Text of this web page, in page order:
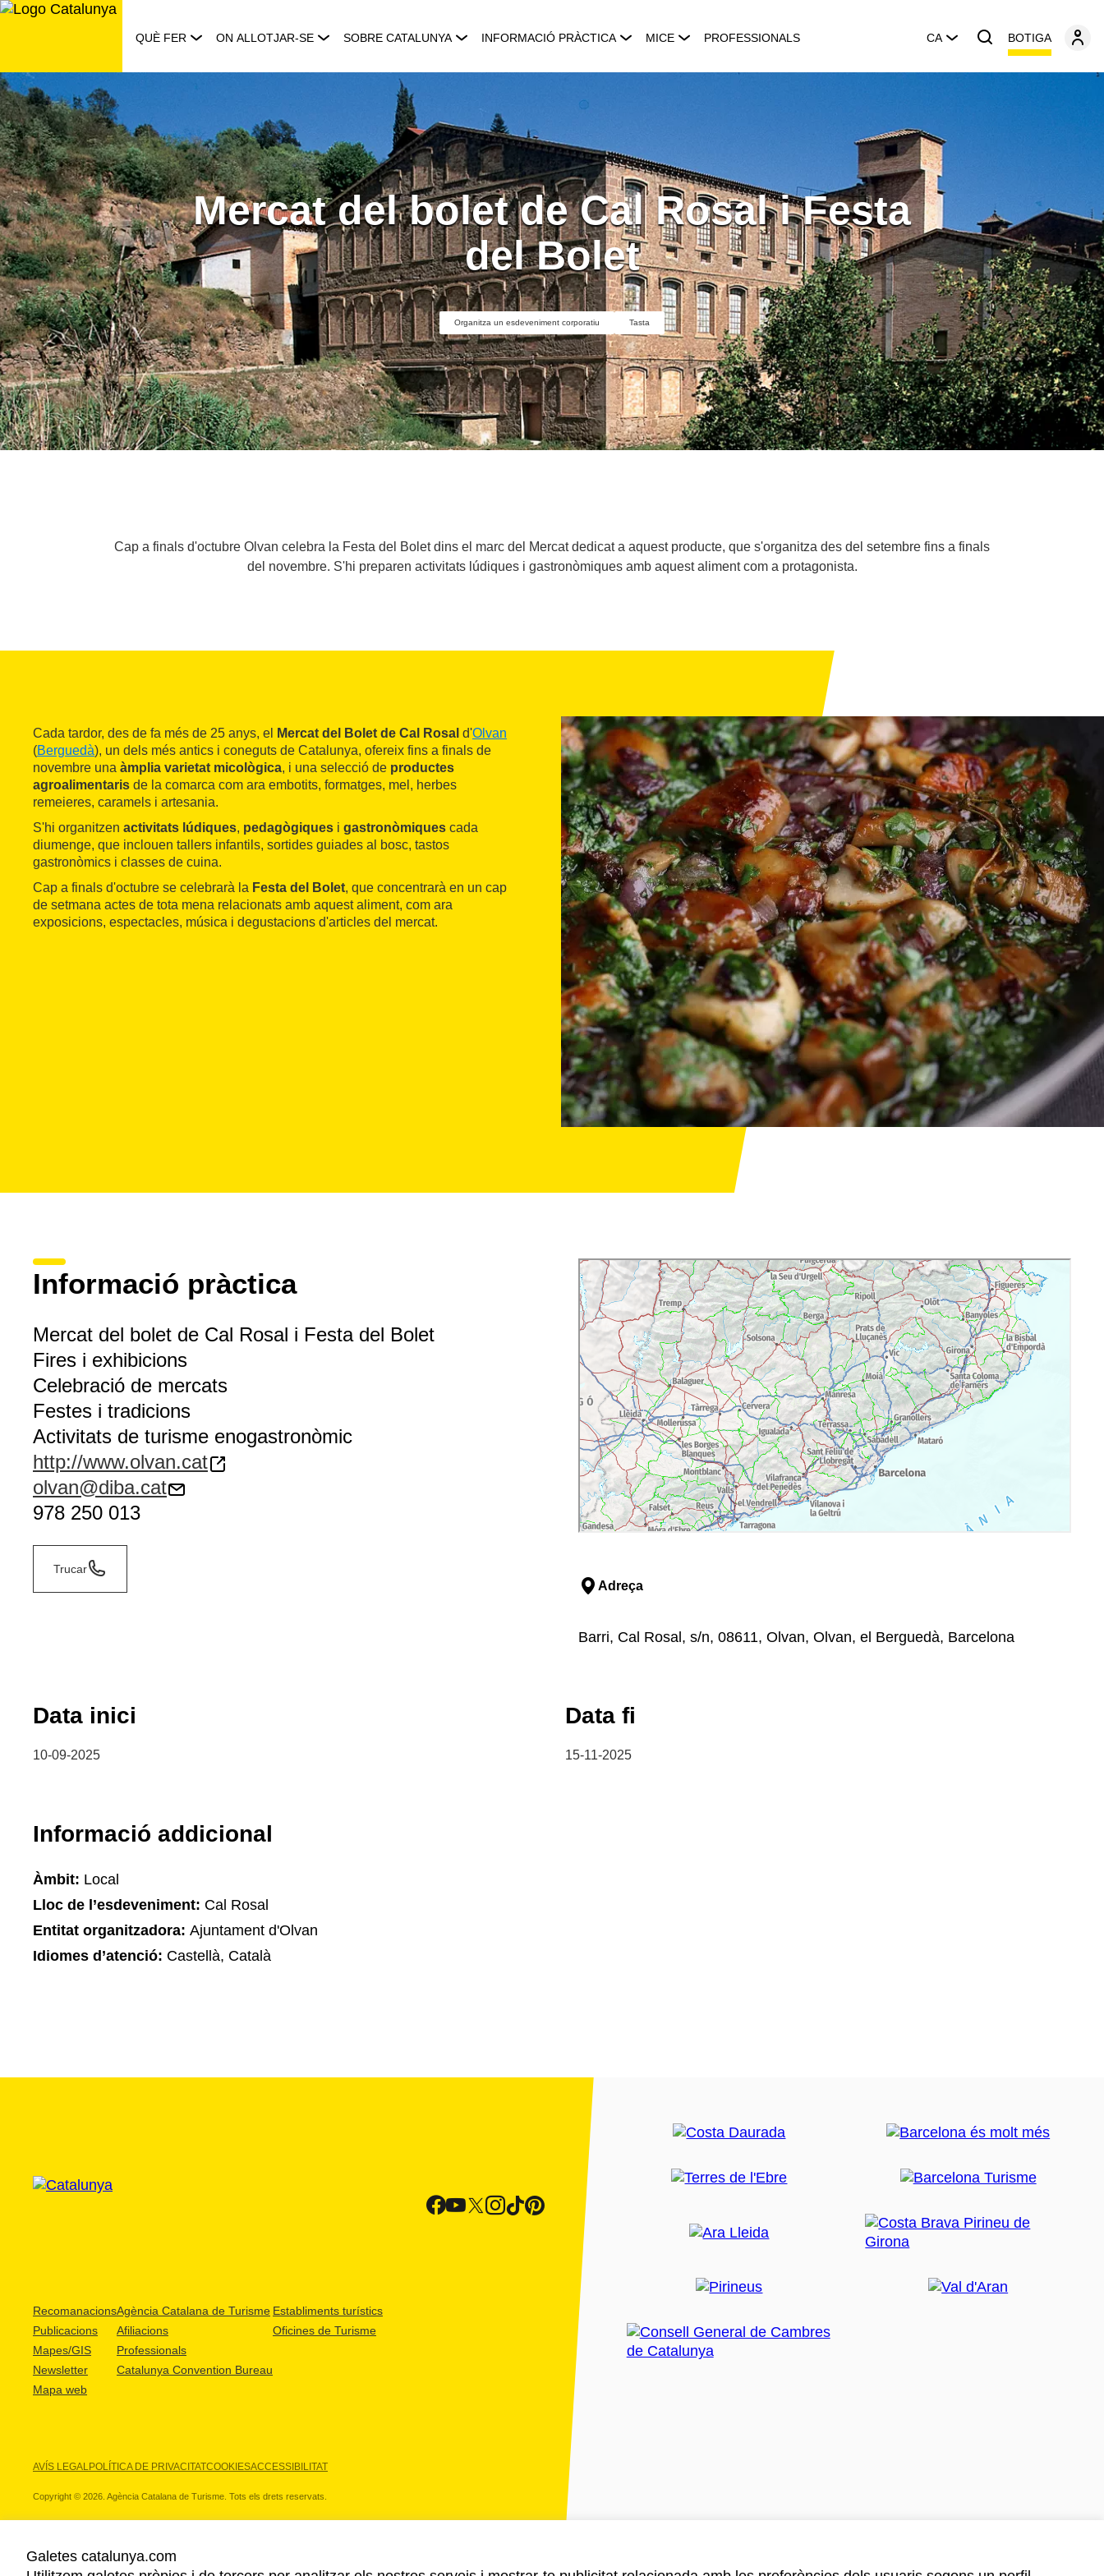
Saltar
QUÈ FER ON ALLOTJAR-SE SOBRE CATALUNYA INFORMACIÓ PRÀCTICA MICE PROFESSIONALS CA BOTIGA
Mercat del bolet de Cal Rosal i Festa
del Bolet
Organitza un esdeveniment corporatiu Tasta
Cap a finals d'octubre Olvan celebra la Festa del Bolet dins el marc del Mercat dedicat a aquest producte, que s'organitza des del setembre fins a finals
del novembre. S'hi preparen activitats lúdiques i gastronòmiques amb aquest aliment com a protagonista.
Cada tardor, des de fa més de 25 anys, el Mercat del Bolet de Cal Rosal d'Olvan
(Berguedà), un dels més antics i coneguts de Catalunya, ofereix fins a finals de
novembre una àmplia varietat micològica, i una selecció de productes
agroalimentaris de la comarca com ara embotits, formatges, mel, herbes
remeieres, caramels i artesania.
S'hi organitzen activitats lúdiques, pedagògiques i gastronòmiques cada
diumenge, que inclouen tallers infantils, sortides guiades al bosc, tastos
gastronòmics i classes de cuina.
Cap a finals d'octubre se celebrarà la Festa del Bolet, que concentrarà en un cap
de setmana actes de tota mena relacionats amb aquest aliment, com ara
exposicions, espectacles, música i degustacions d'articles del mercat.
Informació pràctica
Mercat del bolet de Cal Rosal i Festa del Bolet
Fires i exhibicions
Celebració de mercats
Festes i tradicions
Activitats de turisme enogastronòmic
http://www.olvan.cat
olvan@diba.cat
978 250 013
Trucar
Adreça
Barri, Cal Rosal, s/n, 08611, Olvan, Olvan, el Berguedà, Barcelona
Data inici
10-09-2025
Data fi
15-11-2025
Informació addicional
Àmbit: Local
Lloc de l’esdeveniment: Cal Rosal
Entitat organitzadora: Ajuntament d'Olvan
Idiomes d’atenció: Castellà, Català
Recomanacions
Publicacions
Mapes/GIS
Newsletter
Mapa web
Agència Catalana de Turisme
Afiliacions
Professionals
Catalunya Convention Bureau
Establiments turístics
Oficines de Turisme
AVÍS LEGALPOLÍTICA DE PRIVACITATCOOKIESACCESSIBILITAT
Copyright © 2026. Agència Catalana de Turisme. Tots els drets reservats.
Galetes catalunya.com